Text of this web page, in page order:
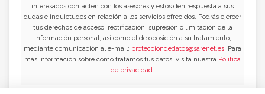
interesados contacten con los asesores y estos den respuesta a sus
dudas e inquietudes en relación a los servicios ofrecidos. Podrás ejercer
tus derechos de acceso, rectificación, supresión o limitación de la
información personal, así como el de oposición a su tratamiento,
mediante comunicación al e-mail: protecciondedatos@sarenet.es. Para
más información sobre como tratamos tus datos, visita nuestra Política
de privacidad.